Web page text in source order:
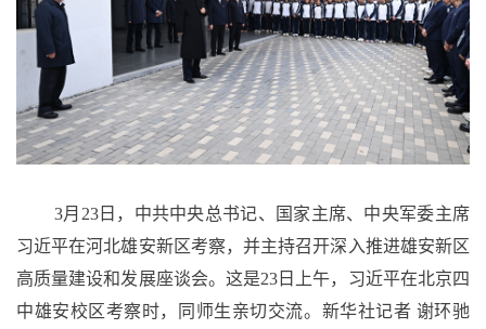
3月23日，中共中央总书记、国家主席、中央军委主席
习近平在河北雄安新区考察，并主持召开深入推进雄安新区
高质量建设和发展座谈会。这是23日上午，习近平在北京四
中雄安校区考察时，同师生亲切交流。新华社记者 谢环驰